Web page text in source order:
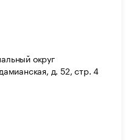
округ
д. 52, стр. 4